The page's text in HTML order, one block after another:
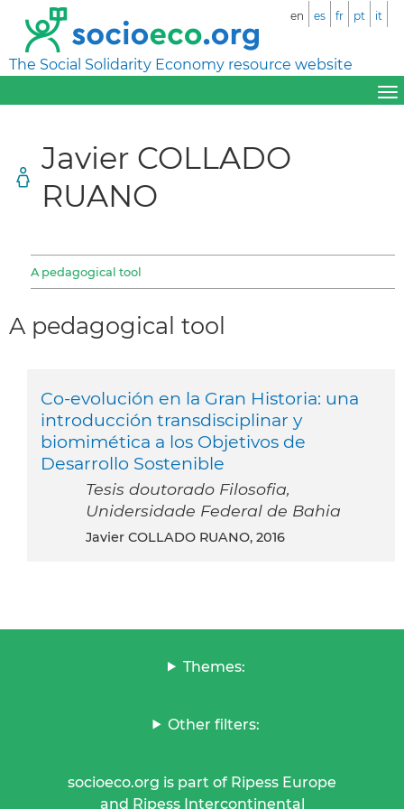
The Social Solidarity Economy resource website
en es fr pt it
Javier COLLADO
RUANO
A pedagogical tool
A pedagogical tool
Co-evolución en la Gran Historia: una
introducción transdisciplinar y
biomimética a los Objetivos de
Desarrollo Sostenible
Tesis doutorado Filosofia,
Unidersidade Federal de Bahia
Javier COLLADO RUANO, 2016
Themes:
Other filters:
socioeco.org is part of Ripess Europe
and Ripess Intercontinental